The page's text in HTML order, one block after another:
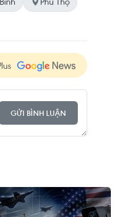
GỬI BÌNH LUẬN